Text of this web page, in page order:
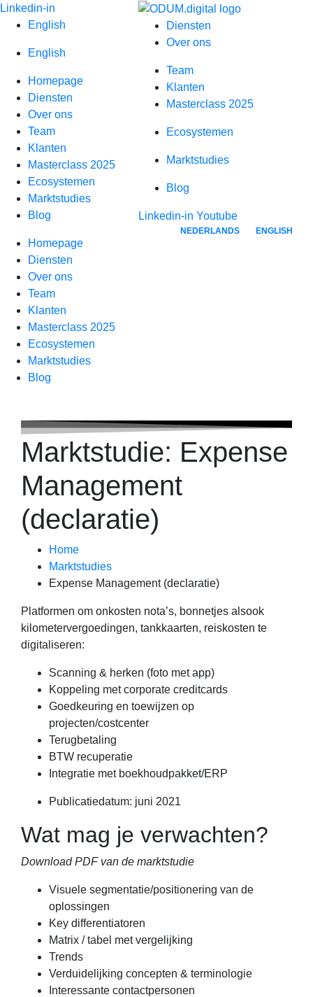
Spring
naar
Diensten
Over ons
Team
Klanten
Masterclass 2025
Ecosystemen
Marktstudies
Blog
Linkedin-in Youtube
NEDERLANDS ENGLISH
Linkedin-in
English
English
Homepage
Diensten
Over ons
Team
Klanten
Masterclass 2025
Ecosystemen
Marktstudies
Blog
Homepage
Diensten
Over ons
Team
Klanten
Masterclass 2025
Ecosystemen
Marktstudies
Blog
Marktstudie: Expense
Management
(declaratie)
Home
Marktstudies
Expense Management (declaratie)
Platformen om onkosten nota’s, bonnetjes alsook
kilometervergoedingen, tankkaarten, reiskosten te
digitaliseren:
Scanning & herken (foto met app)
Koppeling met corporate creditcards
Goedkeuring en toewijzen op
projecten/costcenter
Terugbetaling
BTW recuperatie
Integratie met boekhoudpakket/ERP
Publicatiedatum: juni 2021
Wat mag je verwachten?
Download PDF van de marktstudie
Visuele segmentatie/positionering van de
oplossingen
Key differentiatoren
Matrix / tabel met vergelijking
Trends
Verduidelijking concepten & terminologie
Interessante contactpersonen